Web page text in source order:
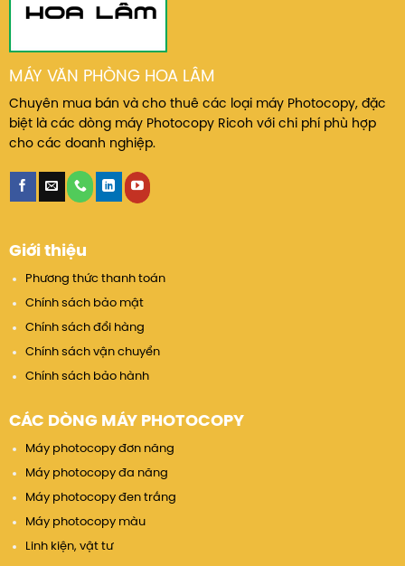
MÁY VĂN PHÒNG HOA LÂM
Chuyên mua bán và cho thuê các loại máy Photocopy, đặc
biệt là các dòng máy Photocopy Ricoh với chi phí phù hợp
cho các doanh nghiệp.
Giới thiệu
Phương thức thanh toán
Chính sách bảo mật
Chính sách đổi hàng
Chính sách vận chuyển
Chính sách bảo hành
CÁC DÒNG MÁY PHOTOCOPY
Máy photocopy đơn năng
Máy photocopy đa năng
Máy photocopy đen trắng
Máy photocopy màu
Linh kiện, vật tư